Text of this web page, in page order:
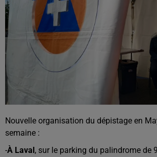
Nouvelle organisation du dépistage en
semaine :
-À Laval, sur le parking du palindrome de